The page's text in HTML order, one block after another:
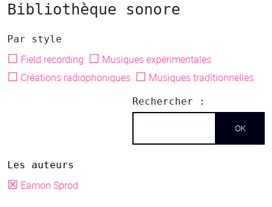
Bibliothèque sonore
Par style
☐ Field recording ☐ Musiques expérimentales
☐ Créations radiophoniques ☐ Musiques traditionnelles
Rechercher :
Les auteurs
☒ Eamon Sprod